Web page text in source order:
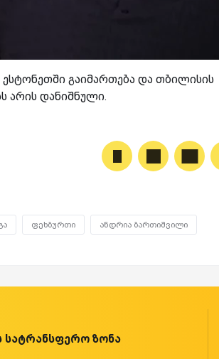
გაიმართება და თბილისის
არის დანიშნული.
ფეხბურთი ანდრია ბართიშვილი
სატრანსფერო ზონა